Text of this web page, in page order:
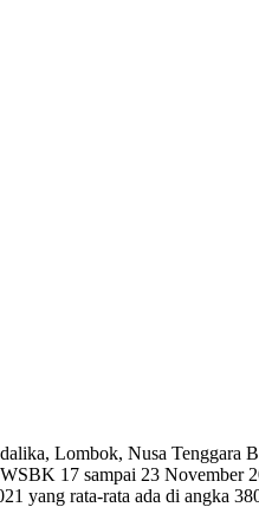
Lombok, Nusa Tenggara
17 sampai 23
yang rata-rata ada di angka